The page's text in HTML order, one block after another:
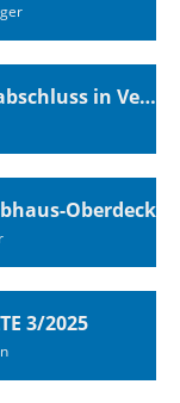
Swiss Sailing League 2025 – Saisonabschluss in Versoix
Oberdeck
3/2025